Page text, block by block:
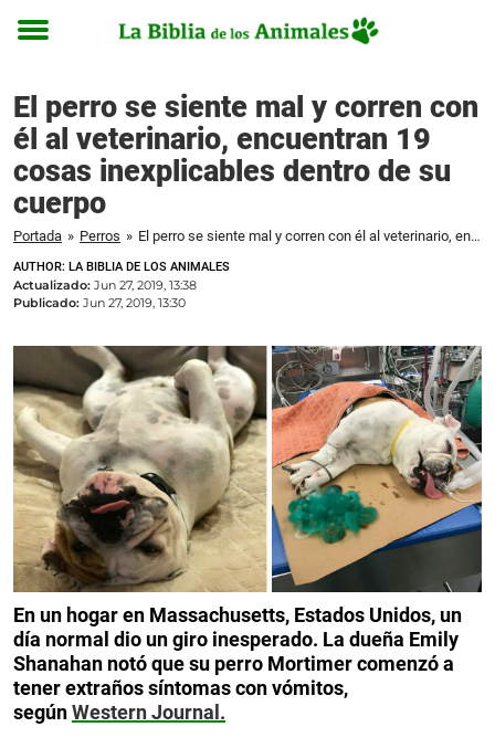
Toggle
El perro se siente mal y corren con
él al veterinario, encuentran 19
cosas inexplicables dentro de su
cuerpo
Portada » Perros » El perro se siente mal y corren con él al veterinario, encuentran 19 cosas inexplicables dentro de su cuerpo
AUTHOR: LA BIBLIA DE LOS ANIMALES
Actualizado: Jun 27, 2019, 13:38
Publicado: Jun 27, 2019, 13:30
En un hogar en Massachusetts, Estados Unidos, un
día normal dio un giro inesperado. La dueña Emily
Shanahan notó que su perro Mortimer comenzó a
tener extraños síntomas con vómitos,
segúnWestern Journal.